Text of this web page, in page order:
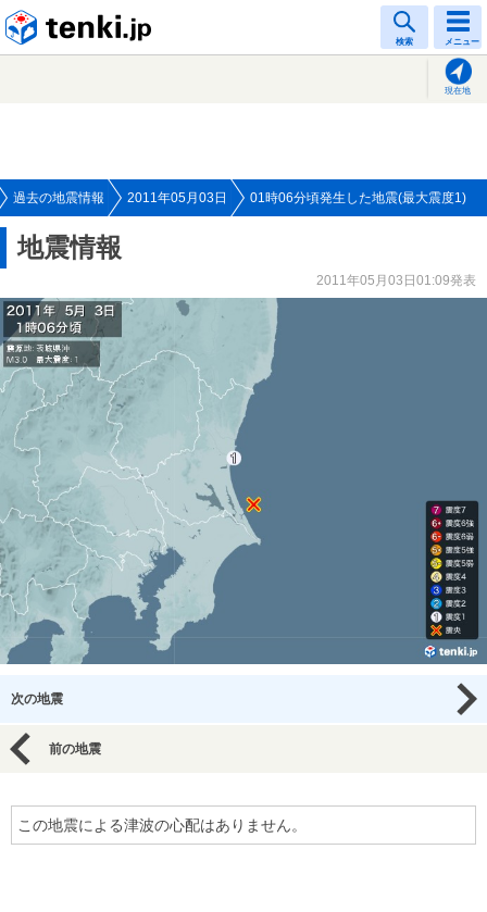
検索 メニュー
現在地
過去の地震情報 2011年05月03日 01時06分頃発生した地震(最大震度1)
地震情報
2011年05月03日01:09発表
次の地震
前の地震
この地震による津波の心配はありません。